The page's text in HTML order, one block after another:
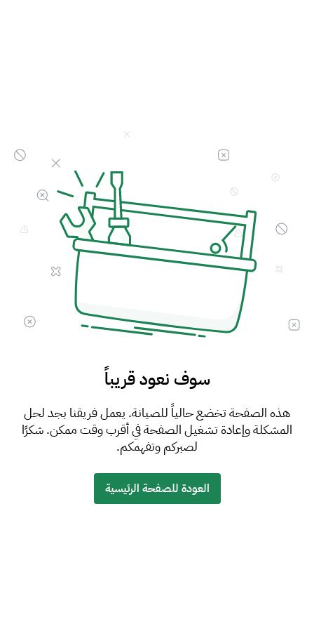
سوف نعود قريباً
هذه الصفحة تخضع حالياً للصيانة. يعمل فريقنا بجد لحل
المشكلة وإعادة تشغيل الصفحة في أقرب وقت ممكن. شكرًا
لصبركم وتفهمكم.
العودة للصفحة الرئيسية